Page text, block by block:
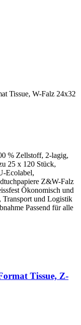
Tissue, W-Falz 24x32
% Zellstoff, 2-lagig,
25 x 120 Stück,
Ecolabel,
Z&W-Falz
Ökonomisch und
Transport und Logistik
Passend für alle
Tissue, Z-